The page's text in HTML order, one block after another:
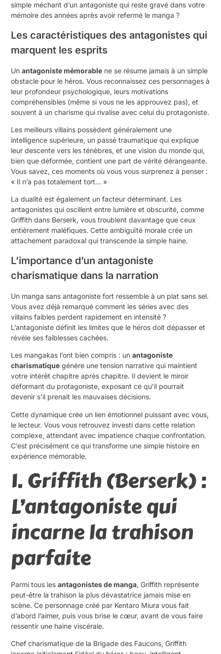
simple méchant d’un antagoniste qui reste gravé dans votre
mémoire des années après avoir refermé le manga ?
Les caractéristiques des antagonistes qui
marquent les esprits
Unantagoniste mémorable ne se résume jamais à un simple
obstacle pour le héros. Vous reconnaissez ces personnages à
leur profondeur psychologique, leurs motivations
compréhensibles (même si vous ne les approuvez pas), et
souvent à un charisme qui rivalise avec celui du protagoniste.
Les meilleurs villains possèdent généralement une
intelligence supérieure, un passé traumatique qui explique
leur descente vers les ténèbres, et une vision du monde qui,
bien que déformée, contient une part de vérité dérangeante.
Vous savez, ces moments où vous vous surprenez à penser :
« Il n’a pas totalement tort… »
La dualité est également un facteur déterminant. Les
antagonistes qui oscillent entre lumière et obscurité, comme
Griffith dans Berserk, vous troublent davantage que ceux
entièrement maléfiques. Cette ambiguïté morale crée un
attachement paradoxal qui transcende la simple haine.
L’importance d’un antagoniste
charismatique dans la narration
Un manga sans antagoniste fort ressemble à un plat sans sel.
Vous avez déjà remarqué comment les séries avec des
villains faibles perdent rapidement en intensité ?
L’antagoniste définit les limites que le héros doit dépasser et
révèle ses faiblesses cachées.
Les mangakas l’ont bien compris : unantagoniste
charismatique génère une tension narrative qui maintient
votre intérêt chapitre après chapitre. Il devient le miroir
déformant du protagoniste, exposant ce qu’il pourrait
devenir s’il prenait les mauvaises décisions.
Cette dynamique crée un lien émotionnel puissant avec vous,
le lecteur. Vous vous retrouvez investi dans cette relation
complexe, attendant avec impatience chaque confrontation.
C’est précisément ce qui transforme une simple histoire en
expérience mémorable.
1. Griffith (Berserk) :
L’antagoniste qui
incarne la trahison
parfaite
Parmi tous lesantagonistes de manga, Griffith représente
peut-être la trahison la plus dévastatrice jamais mise en
scène. Ce personnage créé par Kentaro Miura vous fait
d’abord l’aimer, puis vous brise le cœur, avant de vous faire
ressentir une haine viscérale.
Chef charismatique de la Brigade des Faucons, Griffith